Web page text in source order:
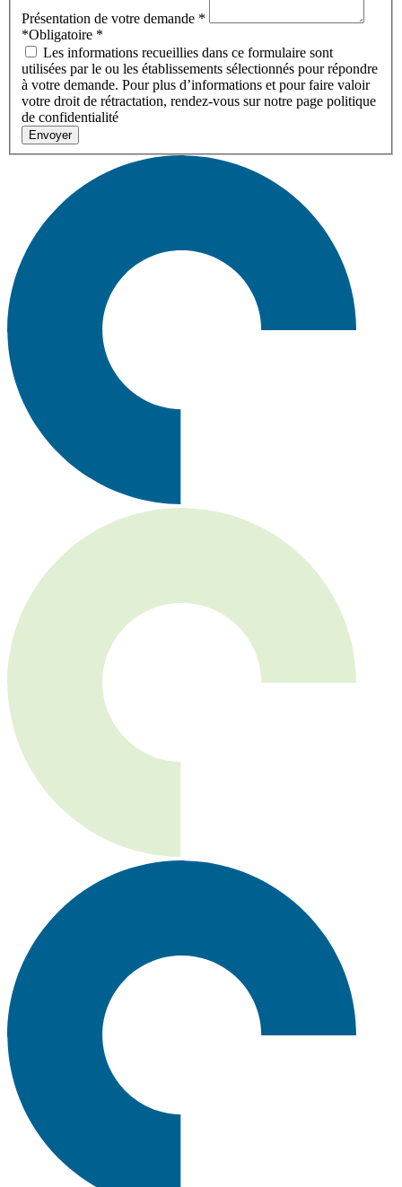
Présentation de votre demande *
*Obligatoire *
Les informations recueillies dans ce formulaire sont
utilisées par le ou les établissements sélectionnés pour répondre
à votre demande. Pour plus d’informations et pour faire valoir
votre droit de rétractation, rendez-vous sur notre page politique
de confidentialité
Envoyer